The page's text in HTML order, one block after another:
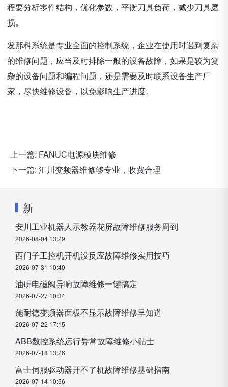
程要分析零件结构，优化参数，平衡刀具负荷，减少刀具磨
损。
发那科系统是专业全面的控制系统，企业在使用时遇到复杂
的维修问题，应当及时排除一般的设备故障，如果是较为复
杂的设备问题和编程问题，还是需要及时联系设备生产厂
家，尽快维修设备，以免影响生产进度。
上一篇: FANUC电源模块维修
下一篇: 汇川变频器维修够专业，收费合理
新
安川工业机器人示教器花屏故障维修服务周到
2026-08-04 13:29
西门子工控机开机没反应故障维修实用技巧
2026-07-31 10:40
油研电磁阀异响故障维修一键搞定
2026-07-27 10:34
施耐德变频器面板不显示故障维修早知道
2026-07-22 17:15
ABB数控系统运行异常故障维修小贴士
2026-07-18 13:26
富士伺服驱动器开不了机故障维修基础指南
2026-07-14 10:56